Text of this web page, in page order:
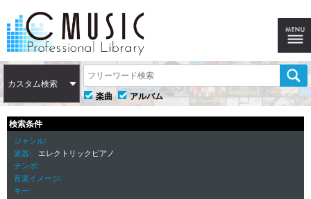
カスタム検索
楽曲
アルバム
検索条件
ジャンル
楽器
エレクトリックピアノ
テンポ
音楽イメージ
キー